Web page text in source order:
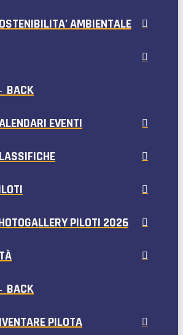
AMBIENTALE
BACK
EVENTI
PILOTI 2026
BACK
PILOTA